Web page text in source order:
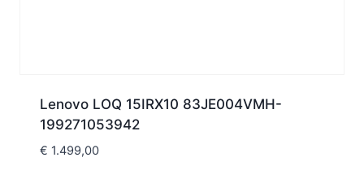
Lenovo LOQ 15IRX10 83JE004VMH-
199271053942
€ 1.499,00